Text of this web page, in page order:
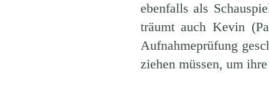
ebenfalls als
träumt auch Kevin
Aufnahmeprüfung
ziehen müssen, um